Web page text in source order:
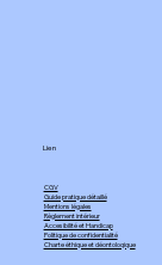
Lien
CGV
Guide pratique détaillé
Mentions légales
Règlement intérieur​
Accesibilité et Handicap
Politique de confidentialité
Charte éthique et déontoloqique